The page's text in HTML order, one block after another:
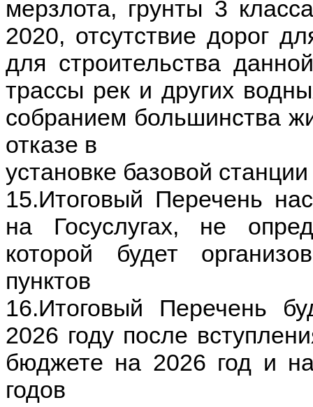
мерзлота, грунты 3
2020, отсутствие дорог
для строительства
трассы рек и других
собранием большинства
отказе в
установке базовой
15.Итоговый Перечень
на Госуслугах, не
которой будет
пунктов
16.Итоговый Перечень
2026 году после
бюджете на 2026 год и
годов